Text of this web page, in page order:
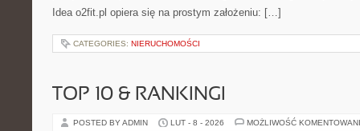
Idea o2fit.pl opiera się na prostym założeniu: […]
CATEGORIES: NIERUCHOMOŚCI
TOP 10 & RANKINGI
POSTED BY ADMIN LUT - 8 - 2026 MOŻLIWOŚĆ